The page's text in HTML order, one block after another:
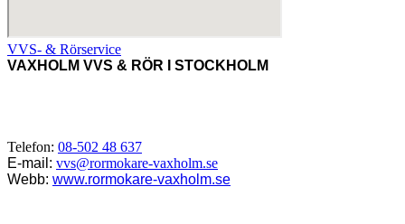
VVS- & Rörservice
VAXHOLM VVS & RÖR I STOCKHOLM
Telefon: 08-502 48 637
E-mail: vvs@rormokare-vaxholm.se
Webb: www.rormokare-vaxholm.se